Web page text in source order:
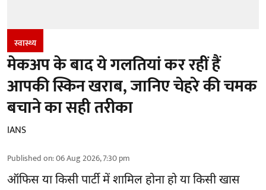
स्वास्थ्य
मेकअप के बाद ये गलतियां कर रहीं हैं
आपकी स्किन खराब, जानिए चेहरे की चमक
बचाने का सही तरीका
IANS
Published on:06 Aug 2026, 7:30 pm
ऑफिस या किसी पार्टी में शामिल होना हो या किसी खास